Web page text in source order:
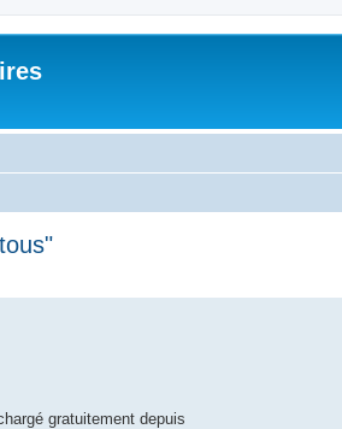
gratuitement depuis